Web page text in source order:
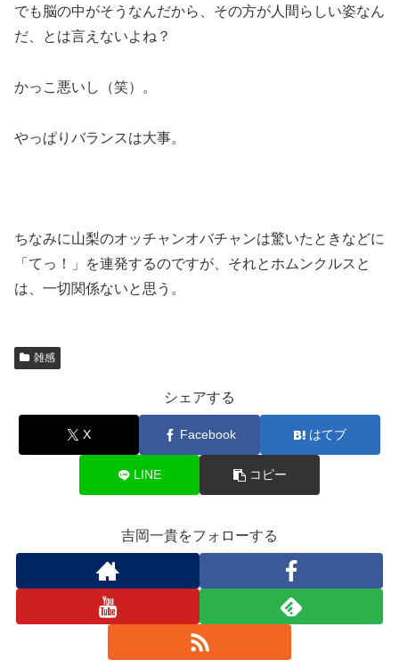
でも脳の中がそうなんだから、その方が人間らしい姿なん
だ、とは言えないよね？
かっこ悪いし（笑）。
やっぱりバランスは大事。
ちなみに山梨のオッチャンオバチャンは驚いたときなどに
「てっ！」を連発するのですが、それとホムンクルスと
は、一切関係ないと思う。
雑感
シェアする
X Facebook はてブ
LINE コピー
吉岡一貴をフォローする